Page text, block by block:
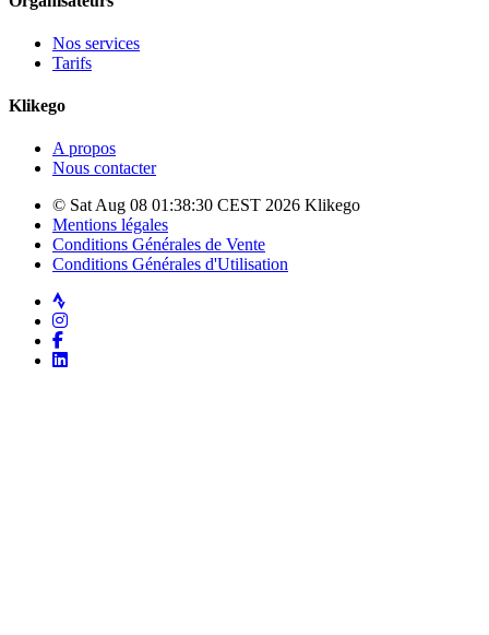
Nos services
Tarifs
Klikego
A propos
Nous contacter
© Sat Aug 08 01:38:30 CEST 2026 Klikego
Mentions légales
Conditions Générales de Vente
Conditions Générales d'Utilisation
Strava
Instagram
Facebook
LinkedIn